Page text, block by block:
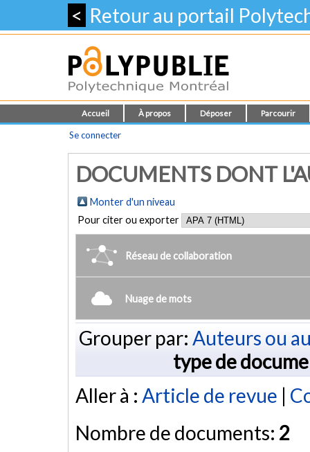
< Retour au portail
Accueil À propos Déposer Parcourir
Se connecter
DOCUMENTS DONT
Monter d'un niveau
Pour citer ou exporter
Réseau de collaboration
Nuage de mots
Grouper par: Auteurs ou
type de
Aller à : Article de revue |
Nombre de documents: 2